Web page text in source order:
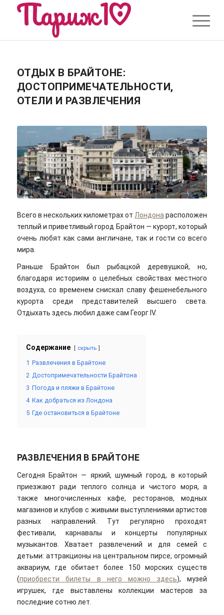
ОТДЫХ В БРАЙТОНЕ:
ДОСТОПРИМЕЧАТЕЛЬНОСТИ,
ОТЕЛИ И РАЗВЛЕЧЕНИЯ
Всего в нескольких километрах от Лондона расположен
теплый и приветливый город Брайтон — курорт, который
очень любят как сами англичане, так и гости со всего
мира.
Раньше Брайтон был рыбацкой деревушкой, но,
благодаря историям о целебных свойствах местного
воздуха, со временем снискал славу фешенебельного
курорта среди представителей высшего света.
Отдыхать здесь любил даже сам Георг IV.
Содержание скрыть
1 Развлечения в Брайтоне
2 Достопримечательности Брайтона
3 Погода и пляжи в Брайтоне
4 Как добраться из Лондона
5 Где остановиться в Брайтоне
РАЗВЛЕЧЕНИЯ В БРАЙТОНЕ
Сегодня Брайтон — яркий, шумный город, в который
приезжают ради теплого солнца и чистого моря, а
также многочисленных кафе, ресторанов, модных
магазинов и клубов с живыми выступлениями артистов
разных направлений. Тут регулярно проходят
фестивали, карнавалы и концерты популярных
музыкантов. Хватает развлечений и для семей с
детьми: аттракционы на центральном пирсе, огромный
аквариум, где обитает более 150 морских существ
(приобрести билеты в него можно здесь), музей
игрушек, где выставлены коллекции мастеров за
последние сотню лет.